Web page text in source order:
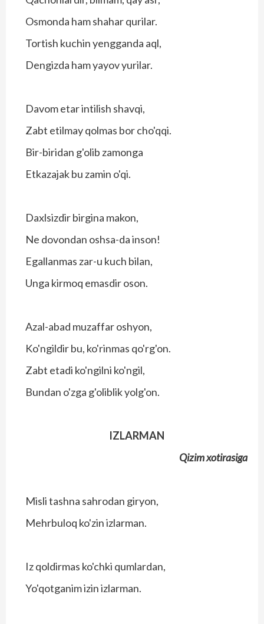
Osmonda ham shahar qurilar.
Tortish kuchin yengganda aql,
Dengizda ham yayov yurilar.
Davom etar intilish shavqi,
Zabt etilmay qolmas bor cho'qqi.
Bir-biridan g'olib zamonga
Etkazajak bu zamin o'qi.
Daxlsizdir birgina makon,
Ne dovondan oshsa-da inson!
Egallanmas zar-u kuch bilan,
Unga kirmoq emasdir oson.
Azal-abad muzaffar oshyon,
Ko'ngildir bu, ko'rinmas qo'rg'on.
Zabt etadi ko'ngilni ko'ngil,
Bundan o'zga g'oliblik yolg'on.
IZLARMAN
Qizim xotirasiga
Misli tashna sahrodan giryon,
Mehrbuloq ko'zin izlarman.
Iz qoldirmas ko'chki qumlardan,
Yo'qotganim izin izlarman.